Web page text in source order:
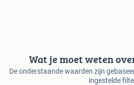
Wat je moet weten
De onderstaande waarden zijn
ingestelde